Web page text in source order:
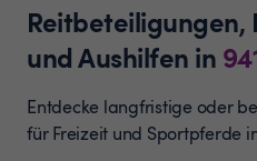
und Aushilfen in
Entdecke langfristige oder
für Freizeit und Sportpferde